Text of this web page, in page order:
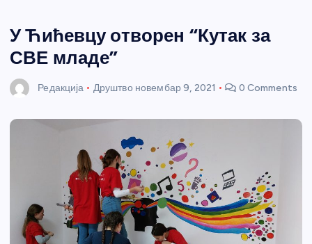
и портал
У Ћићевцу отворен “Кутак за
СВЕ младе”
Редакција Друштво новембар 9, 2021 0 Comments